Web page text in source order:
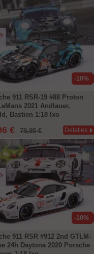
-10%
911 RSR-19 #88 Proton
2021 Andlauer,
Bastien 1:18 Ixo
€ 79,95 € Detalles
-10%
911 RSR #912 2nd GTLM-
24h Daytona 2020 Porsche